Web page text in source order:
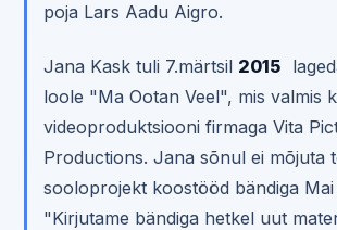
poja Lars Aadu Aigro.
Jana Kask tuli 7.märtsil 2015
loole "Ma Ootan Veel", mis valmis
videoproduktsiooni firmaga Vita
Productions. Jana sõnul ei mõjuta
sooloprojekt koostööd bändiga Mai
"Kirjutame bändiga hetkel uut